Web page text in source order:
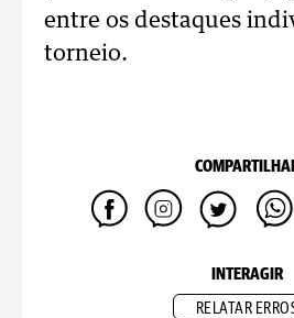
entre os destaques
torneio.
INTERAGIR
RELATAR